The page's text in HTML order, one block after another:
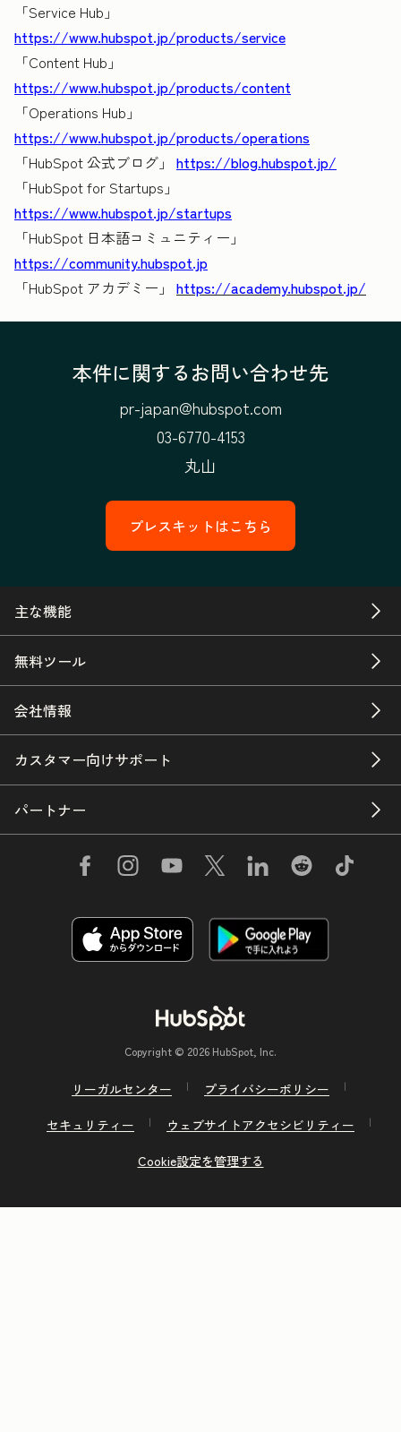
「Service Hub」
https://www.hubspot.jp/products/service
「Content Hub」
https://www.hubspot.jp/products/content
「Operations Hub」
https://www.hubspot.jp/products/operations
「HubSpot 公式ブログ」 https://blog.hubspot.jp/
「HubSpot for Startups」
https://www.hubspot.jp/startups
「HubSpot 日本語コミュニティー」
https://community.hubspot.jp
「HubSpot アカデミー」 https://academy.hubspot.jp/
本件に関するお問い合わせ先
pr-japan@hubspot.com
03-6770-4153
丸山
プレスキットはこちら
主な機能
無料ツール
会社情報
カスタマー向けサポート
パートナー
Copyright © 2026 HubSpot, Inc.
リーガルセンター
プライバシーポリシー
セキュリティー
ウェブサイトアクセシビリティー
Cookie設定を管理する